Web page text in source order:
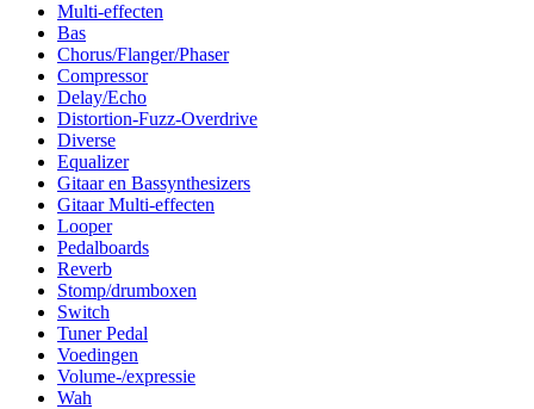
Multi-effecten
Bas
Chorus/Flanger/Phaser
Compressor
Delay/Echo
Distortion-Fuzz-Overdrive
Diverse
Equalizer
Gitaar en Bassynthesizers
Gitaar Multi-effecten
Looper
Pedalboards
Reverb
Stomp/drumboxen
Switch
Tuner Pedal
Voedingen
Volume-/expressie
Wah